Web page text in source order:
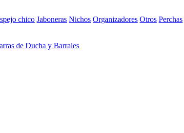
chico Jaboneras Nichos Organizadores Otros Perchas
de Ducha y Barrales